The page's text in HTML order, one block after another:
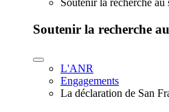
Soutenir la recherche
Soutenir la recherche
L'ANR
Engagements
La déclaration de San